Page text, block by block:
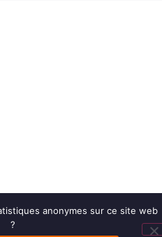
anonymes sur ce site web
?